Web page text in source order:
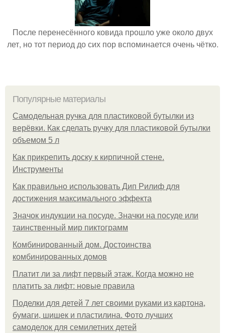
После перенесённого ковида прошло уже около двух
лет, но тот период до сих пор вспоминается очень чётко.
Популярные материалы
Самодельная ручка для пластиковой бутылки из
верёвки. Как сделать ручку для пластиковой бутылки
объемом 5 л
Как прикрепить доску к кирпичной стене.
Инструменты
Как правильно использовать Дип Рилиф для
достижения максимального эффекта
Значок индукции на посуде. Значки на посуде или
таинственный мир пиктограмм
Комбинированный дом. Достоинства
комбинированных домов
Платит ли за лифт первый этаж. Когда можно не
платить за лифт: новые правила
Поделки для детей 7 лет своими руками из картона,
бумаги, шишек и пластилина. Фото лучших
самоделок для семилетних детей